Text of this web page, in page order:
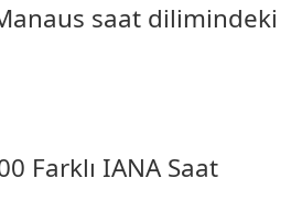
saat dilimindeki
Farklı IANA Saat